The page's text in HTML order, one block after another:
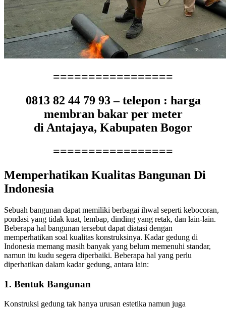
=================
0813 82 44 79 93 – telepon : harga
membran bakar per meter
di Antajaya, Kabupaten Bogor
=================
Memperhatikan Kualitas Bangunan Di
Indonesia
Sebuah bangunan dapat memiliki berbagai ihwal seperti kebocoran,
pondasi yang tidak kuat, lembap, dinding yang retak, dan lain-lain.
Beberapa hal bangunan tersebut dapat diatasi dengan
memperhatikan soal kualitas konstruksinya. Kadar gedung di
Indonesia memang masih banyak yang belum memenuhi standar,
namun itu kudu segera diperbaiki. Beberapa hal yang perlu
diperhatikan dalam kadar gedung, antara lain:
1. Bentuk Bangunan
Konstruksi gedung tak hanya urusan estetika namun juga